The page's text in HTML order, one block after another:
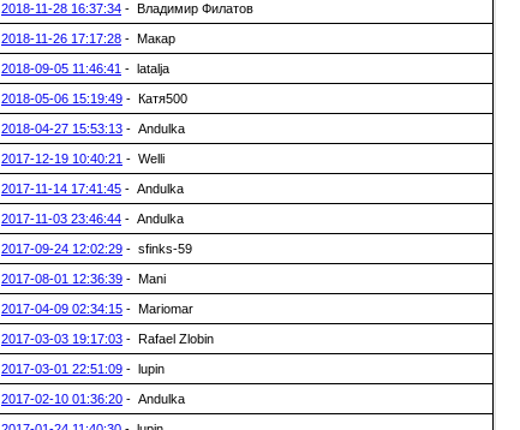
2018-11-28 16:37:34 - Владимир Филатов
2018-11-26 17:17:28 - Макар
2018-09-05 11:46:41 - latalja
2018-05-06 15:19:49 - Катя500
2018-04-27 15:53:13 - Andulka
2017-12-19 10:40:21 - Welli
2017-11-14 17:41:45 - Andulka
2017-11-03 23:46:44 - Andulka
2017-09-24 12:02:29 - sfinks-59
2017-08-01 12:36:39 - Mani
2017-04-09 02:34:15 - Mariomar
2017-03-03 19:17:03 - Rafael Zlobin
2017-03-01 22:51:09 - lupin
2017-02-10 01:36:20 - Andulka